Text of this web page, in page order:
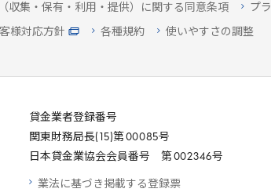
収集・保有・利用・提供）に関する同意条項 プ
様対応方針 各種規約 使いやすさの調整
貸金業者登録番号
関東財務局長(
15)第 00085号
日本貸金業協会会員番号 第 002346号
業法に基づき掲載する登録票